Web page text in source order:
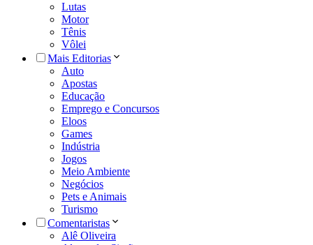
Lutas
Motor
Tênis
Vôlei
Mais Editorias
Auto
Apostas
Educação
Emprego e Concursos
Eloos
Games
Indústria
Jogos
Meio Ambiente
Negócios
Pets e Animais
Turismo
Comentaristas
Alê Oliveira